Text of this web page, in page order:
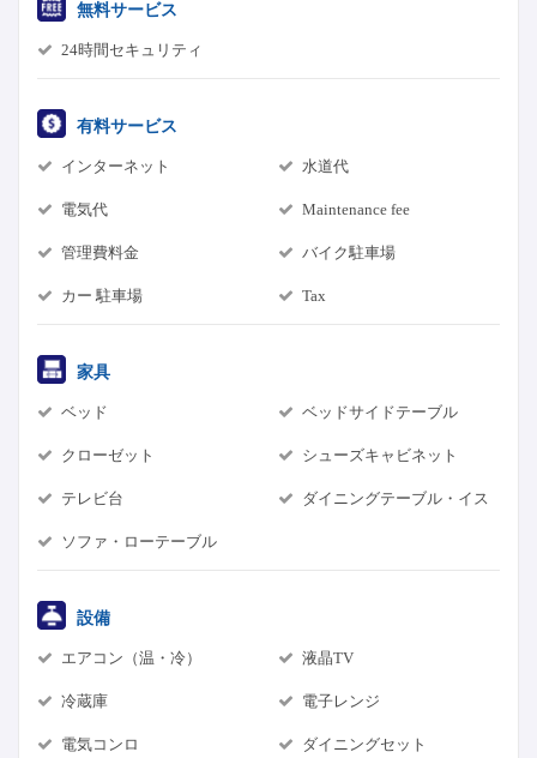
無料サービス
24時間セキュリティ
有料サービス
インターネット 水道代
電気代 Maintenance fee
管理費料金 バイク駐車場
カー 駐車場 Tax
家具
ベッド ベッドサイドテーブル
クローゼット シューズキャビネット
テレビ台 ダイニングテーブル・イス
ソファ・ローテーブル
設備
エアコン（温・冷） 液晶TV
冷蔵庫 電子レンジ
電気コンロ ダイニングセット